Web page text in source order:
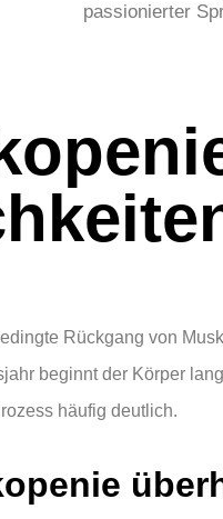
passionierter
Rückgang von
beginnt der Körper
häufig deutlich.